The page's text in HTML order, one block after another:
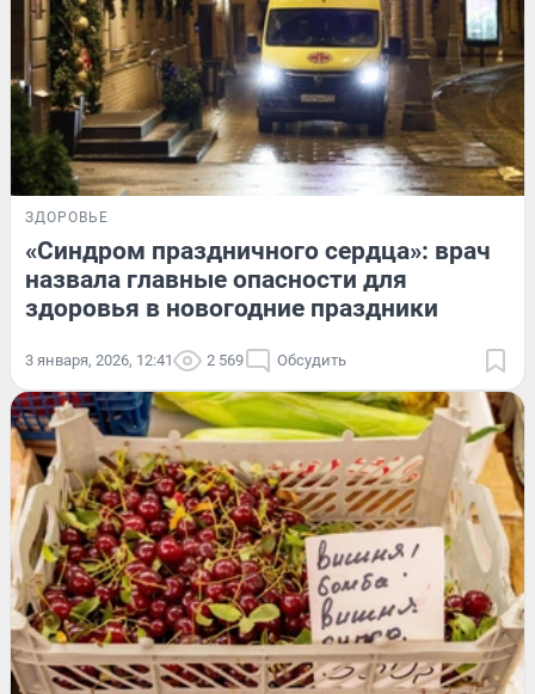
ЗДОРОВЬЕ
«Синдром праздничного сердца»: врач
назвала главные опасности для
здоровья в новогодние праздники
3 января, 2026, 12:41 2 569 Обсудить